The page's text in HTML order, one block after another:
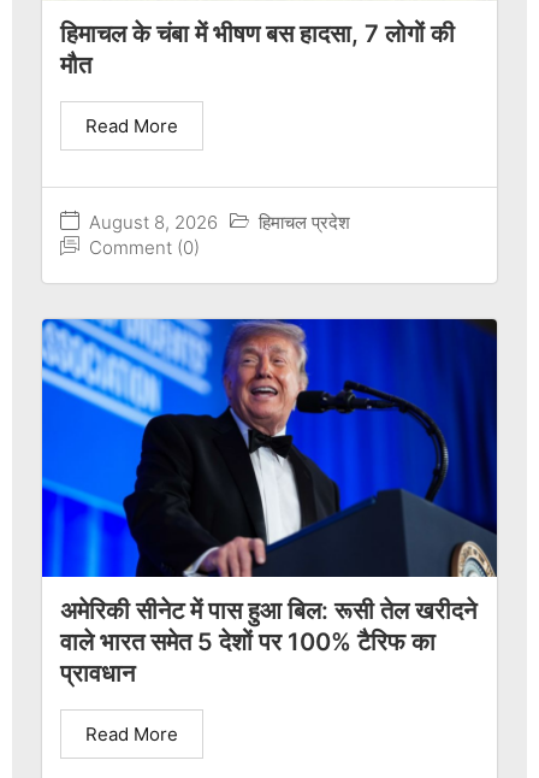
हिमाचल के चंबा में भीषण बस हादसा, 7 लोगों की
मौत
August 8, 2026
हिमाचल प्रदेश
Comment (0)
Read More
अमेरिकी सीनेट में पास हुआ बिल: रूसी तेल खरीदने
वाले भारत समेत 5 देशों पर 100% टैरिफ का
प्रावधान
Read More